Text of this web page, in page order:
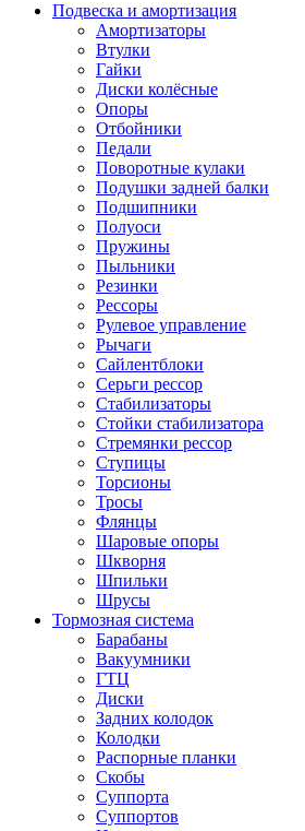
Подвеска и амортизация
Амортизаторы
Втулки
Гайки
Диски колёсные
Опоры
Отбойники
Педали
Поворотные кулаки
Подушки задней балки
Подшипники
Полуоси
Пружины
Пыльники
Резинки
Рессоры
Рулевое управление
Рычаги
Сайлентблоки
Серьги рессор
Стабилизаторы
Стойки стабилизатора
Стремянки рессор
Ступицы
Торсионы
Тросы
Флянцы
Шаровые опоры
Шкворня
Шпильки
Шрусы
Тормозная система
Барабаны
Вакуумники
ГТЦ
Диски
Задних колодок
Колодки
Распорные планки
Скобы
Суппорта
Суппортов